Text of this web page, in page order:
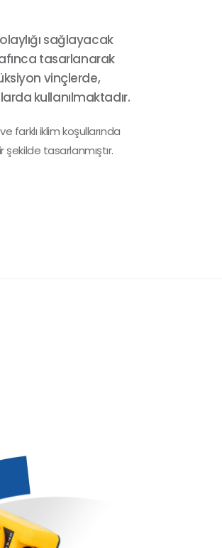
sağlayacak
tasarlanarak
vinçlerde,
kullanılmaktadır.
iklim koşullarında
şekilde tasarlanmıştır.